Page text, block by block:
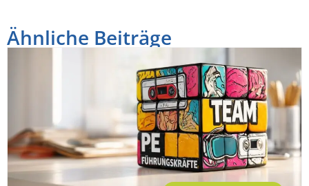
Ähnliche Beiträge